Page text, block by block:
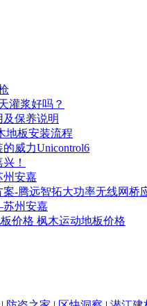
灌浆好吗？
保养说明
地板安装流程
威力Unicontrol6
！
州安嘉
-腾远智拓大功率无线网桥
州安嘉
价格 枫木运动地板价格